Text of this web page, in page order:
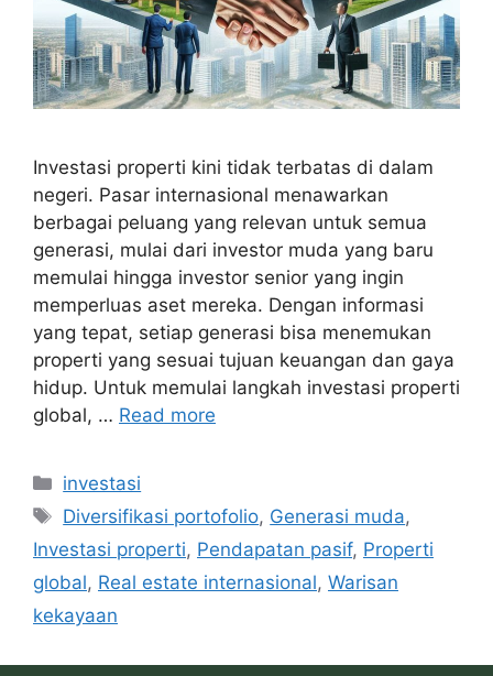
Investasi properti kini tidak terbatas di dalam
negeri. Pasar internasional menawarkan
berbagai peluang yang relevan untuk semua
generasi, mulai dari investor muda yang baru
memulai hingga investor senior yang ingin
memperluas aset mereka. Dengan informasi
yang tepat, setiap generasi bisa menemukan
properti yang sesuai tujuan keuangan dan gaya
hidup. Untuk memulai langkah investasi properti
global, … Read more
Categories
investasi
Tags
Diversifikasi portofolio, Generasi muda,
Investasi properti, Pendapatan pasif, Properti
global, Real estate internasional, Warisan
kekayaan